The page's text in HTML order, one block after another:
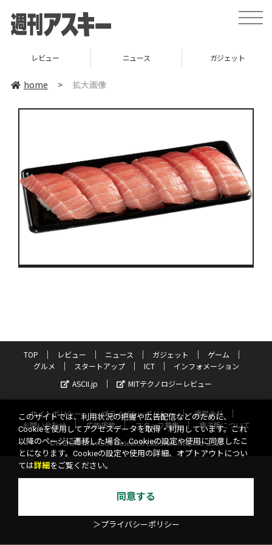
toggle
レビュー ニュース ガジェット
home > 拡大画像
TOP レビュー ニュース ガジェット
ゲーム
グルメ
スタートアップ ICT
インフォメーション
ASCII.jp
MITテクノロジーレビュー
サイトポリシー プライバシーポリシー
運営会社
お問い合わせ
広告掲載 スタッフ募集
電子版について
©KADOKAWA ASCII Research Laboratories, Inc. 2026
このサイトでは、利用状況の把握や広告配信などのために、
Cookieを使用してアクセスデータを取得・利用しています。これ
以降のページに遷移した場合、Cookieの設定や使用に同意したこ
とになります。Cookieの設定や使用の詳細、オプトアウトについ
ては詳細 をご覧ください。
同意する
＞プライバシーポリシー